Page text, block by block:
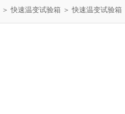
＞快速温变试验箱 ＞快速温变试验箱